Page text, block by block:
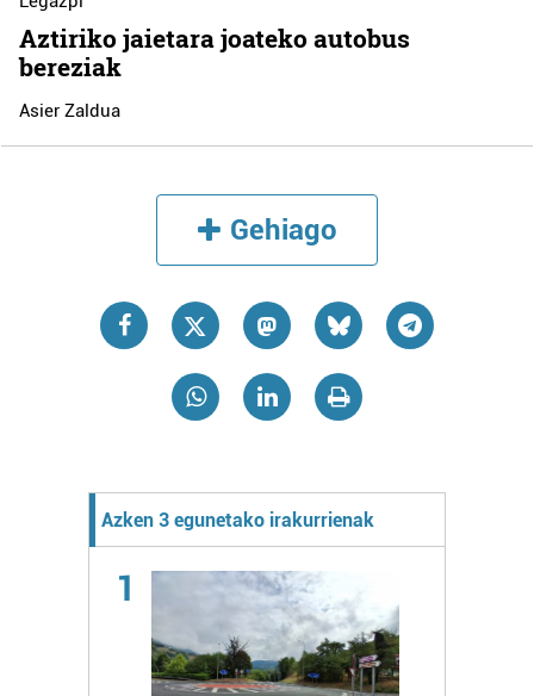
Aztiriko jaietara joateko autobus
bereziak
Asier Zaldua
Gehiago
Azken 3 egunetako irakurrienak
1